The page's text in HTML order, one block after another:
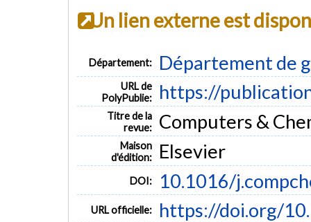
Un lien externe est
Département: Département de
URL de
PolyPublie:
https://
Titre de la
revue:
Computers &
Maison
d'édition:
Elsevier
DOI: 10.1016/
URL officielle: https://doi.org/